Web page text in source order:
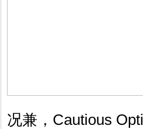
况兼，Cautious